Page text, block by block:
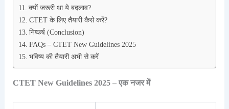
क्यों जरूरी था ये बदलाव?
CTET के लिए तैयारी कैसे करें?
निष्कर्ष (Conclusion)
FAQs – CTET New Guidelines 2025
भविष्य की तैयारी अभी से करें
CTET New Guidelines 2025 – एक नजर में